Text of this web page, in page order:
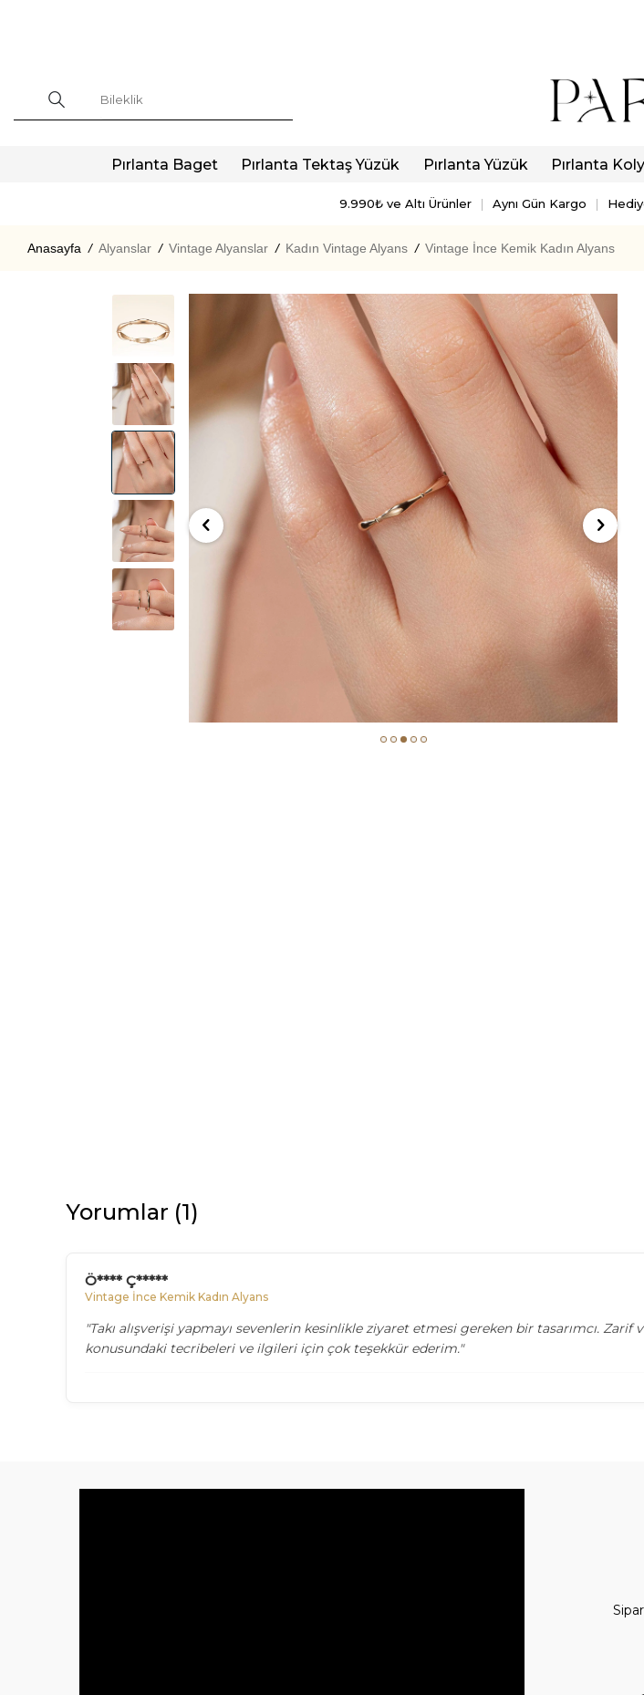
Pırlanta Baget Pırlanta Tektaş Yüzük Pırlanta Yüzük Pırlanta
9.990₺ ve Altı Ürünler Aynı Gün Kargo
Anasayfa / Alyanslar / Vintage Alyanslar / Kadın Vintage Alyans / Vintage İnce Kemik Kadın Alyans
Yorumlar (1)
Ö**** Ç*****
Vintage İnce Kemik Kadın Alyans
"Takı alışverişi yapmayı sevenlerin kesinlikle ziyaret etmesi gereken bir tasarımcı.
konusundaki tecribeleri ve ilgileri için çok teşekkür ederim."